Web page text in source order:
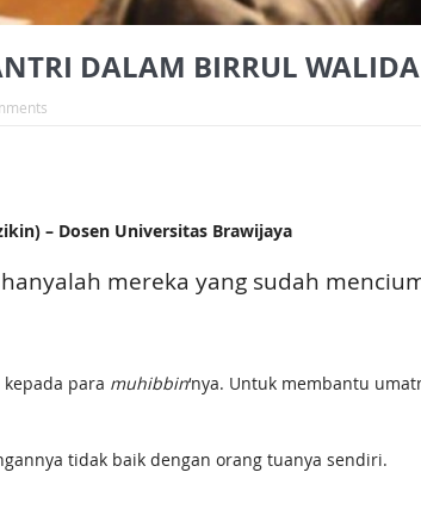
DALAM BIRRUL
– Dosen Universitas Brawijaya
mereka yang sudah
para muhibbin‘nya. Untuk membantu
tidak baik dengan orang tuanya sendiri.